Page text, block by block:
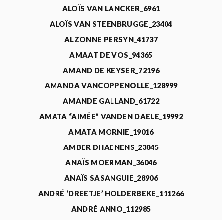
ALOÏS VAN LANCKER_6961
ALOÏS VAN STEENBRUGGE_23404
ALZONNE PERSYN_41737
AMAAT DE VOS_94365
AMAND DE KEYSER_72196
AMANDA VANCOPPENOLLE_128999
AMANDE GALLAND_61722
AMATA “AIMÉE” VANDEN DAELE_19992
AMATA MORNIE_19016
AMBER DHAENENS_23845
ANAÏS MOERMAN_36046
ANAÏS SASANGUIE_28906
ANDRÉ ‘DREETJE’ HOLDERBEKE_111266
ANDRÉ ANNO_112985